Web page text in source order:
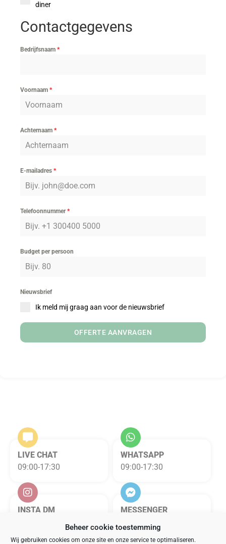
Beheer cookie toestemming
Wij gebruiken cookies om onze site en onze service te optimaliseren.
diner
Contactgegevens
Bedrijfsnaam *
Voornaam *
Achternaam *
E-mailadres *
Telefoonnummer*
Budget per persoon
Nieuwsbrief
Ik meld mij graag aan voor de nieuwsbrief
OFFERTE AANVRAGEN
LIVE CHAT
09:00-17:30
WHATSAPP
09:00-17:30
INSTA DM
MESSENGER
09:00-17:30